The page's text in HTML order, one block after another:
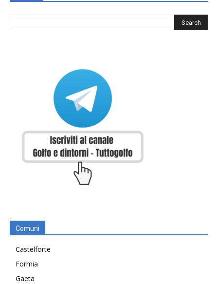
Comuni
Castelforte
Formia
Gaeta